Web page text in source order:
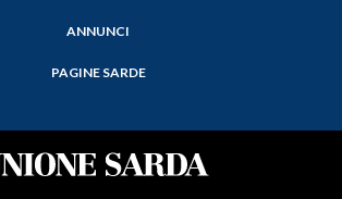
ANNUNCI
PAGINE SARDE